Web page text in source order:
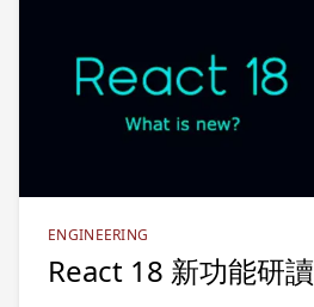
ENGINEERING
React 18 新功能研讀